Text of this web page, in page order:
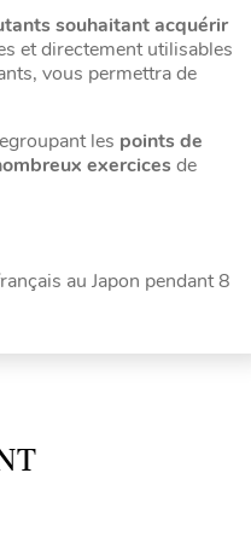
souhaitant acquérir
et directement utilisables
vous permettra de
les points de
exercices de
au Japon pendant 8